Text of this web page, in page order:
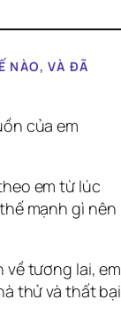
NÀO, VÀ ĐÃ
của em
em từ lúc
mạnh gì nên
về tương lai, em
thử và thất bại